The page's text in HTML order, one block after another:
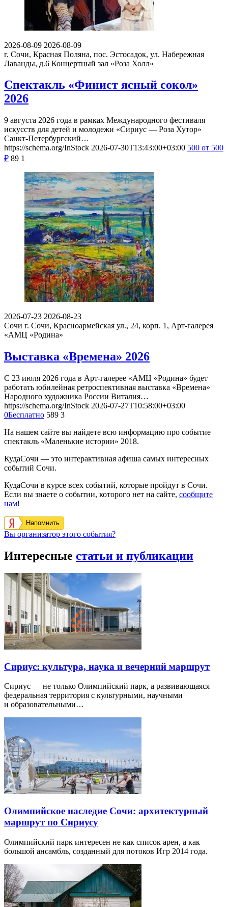
2026-08-09 2026-08-09
г. Сочи, Красная Поляна, пос. Эстосадок, ул. Набережная
Лаванды, д.6 Концертный зал «Роза Холл»
Спектакль «Финист ясный сокол»
2026
9 августа 2026 года в рамках Международного фестиваля
искусств для детей и молодежи «Сириус — Роза Хутор»
Санкт-Петербургский…
https://schema.org/InStock 2026-07-30T13:43:00+03:00 500 от 500
₽ 89 1
2026-07-23 2026-08-23
Сочи г. Сочи, Красноармейская ул., 24, корп. 1, Арт-галерея
«АМЦ «Родина»
Выставка «Времена» 2026
С 23 июля 2026 года в Арт-галерее «АМЦ «Родина» будет
работать юбилейная ретроспективная выставка «Времена»
Народного художника России Виталия…
https://schema.org/InStock 2026-07-27T10:58:00+03:00
0Бесплатно 589 3
На нашем сайте вы найдете всю информацию про событие
спектакль «Маленькие истории» 2018.
КудаСочи — это интерактивная афиша самых интересных
событий Сочи.
КудаСочи в курсе всех событий, которые пройдут в Сочи.
Если вы знаете о событии, которого нет на сайте, сообщите
нам!
Напомнить
Вы организатор этого события?
Интересные статьи и публикации
Сириус: культура, наука и вечерний маршрут
Сириус — не только Олимпийский парк, а развивающаяся
федеральная территория с культурными, научными
и образовательными…
Олимпийское наследие Сочи: архитектурный
маршрут по Сириусу
Олимпийский парк интересен не как список арен, а как
большой ансамбль, созданный для потоков Игр 2014 года.